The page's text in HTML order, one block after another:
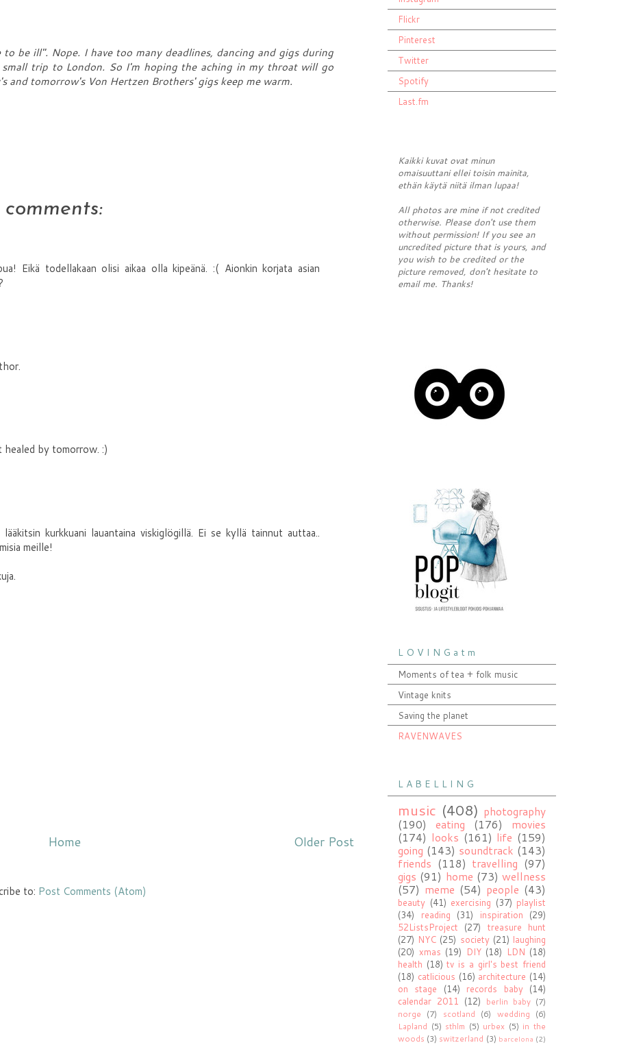
be ill". Nope. I have too many deadlines, dancing and gigs during
trip to London. So I'm hoping the aching in my throat will go
and tomorrow's Von Hertzen Brothers' gigs keep me warm.
comments:
Eikä todellakaan olisi aikaa olla kipeänä. :( Aionkin korjata asian
by tomorrow. :)
kurkkuani lauantaina viskiglögillä. Ei se kyllä tainnut auttaa..
meille!
Older Post
Home
to: Post Comments (Atom)
Flickr
Pinterest
Twitter
Spotify
Last.fm
Kaikki kuvat ovat minun
omaisuuttani ellei toisin mainita,
ethän käytä niitä ilman lupaa!
All photos are mine if not credited
otherwise. Please don't use them
without permission! If you see an
uncredited picture that is yours, and
you wish to be credited or the
picture removed, don't hesitate to
email me. Thanks!
L O V I N G a t m
Moments of tea + folk music
Vintage knits
Saving the planet
RAVENWAVES
L A B E L L I N G
music (408) photography
(190)
eating (176)
movies
(174) looks (161) life (159)
going (143) soundtrack (143)
friends (118) travelling (97)
gigs (91) home (73) wellness
(57) meme (54) people (43)
beauty (41) exercising (37) playlist
(34)
reading (31) inspiration
(29)
52ListsProject
(27)
treasure hunt
(27) NYC (25) society (21) laughing
(20) xmas (19) DIY (18) LDN (18)
health (18) tv is a girl's best friend
(18) catlicious (16) architecture (14)
on stage
(14) records baby (14)
calendar 2011
(12) berlin baby (7)
norge (7) scotland (6) wedding (6)
Lapland (5) sthlm (5) urbex (5) in the
woods (3) switzerland (3) barcelona (2)